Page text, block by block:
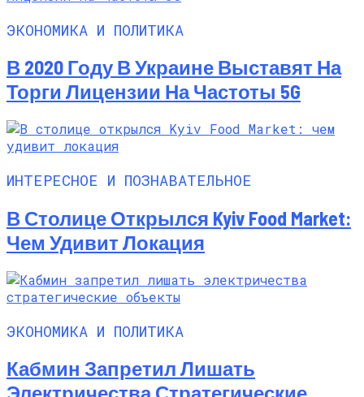
ЭКОНОМИКА И ПОЛИТИКА
В 2020 Году В Украине Выставят На
Торги Лицензии На Частоты 5G
ИНТЕРЕСНОЕ И ПОЗНАВАТЕЛЬНОЕ
В Столице Открылся Kyiv Food Market:
Чем Удивит Локация
ЭКОНОМИКА И ПОЛИТИКА
Кабмин Запретил Лишать